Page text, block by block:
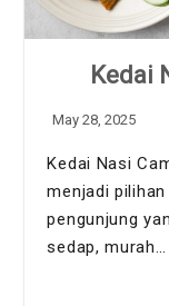
Kedai
May 28, 2025
Kedai Nasi
menjadi
pengunjung
sedap, murah…